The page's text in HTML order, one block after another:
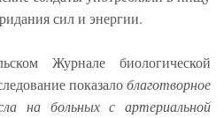
сил и энергии.
Журнале биологической
показалоблаготворное
на больных с артериальной